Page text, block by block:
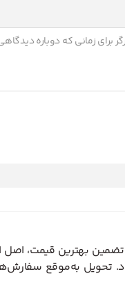
برای زمانی که دوباره
بهترین قیمت،
به‌موقع